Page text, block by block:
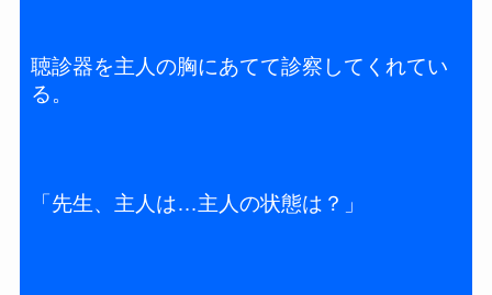
聴診器を主人の胸にあてて診察してくれてい
る。
「先生、主人は…主人の状態は？」